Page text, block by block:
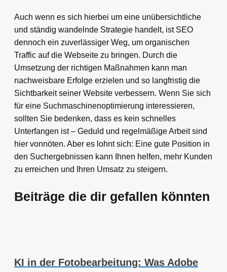
Auch wenn es sich hierbei um eine unübersichtliche
und ständig wandelnde Strategie handelt, ist SEO
dennoch ein zuverlässiger Weg, um organischen
Traffic auf die Webseite zu bringen. Durch die
Umsetzung der richtigen Maßnahmen kann man
nachweisbare Erfolge erzielen und so langfristig die
Sichtbarkeit seiner Website verbessern. Wenn Sie sich
für eine Suchmaschinenoptimierung interessieren,
sollten Sie bedenken, dass es kein schnelles
Unterfangen ist – Geduld und regelmäßige Arbeit sind
hier vonnöten. Aber es lohnt sich: Eine gute Position in
den Suchergebnissen kann Ihnen helfen, mehr Kunden
zu erreichen und Ihren Umsatz zu steigern.
Beiträge die dir gefallen könnten
KI in der Fotobearbeitung: Was Adobe